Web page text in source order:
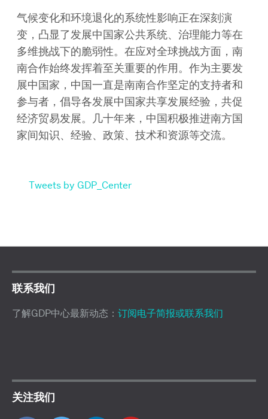
气候变化和环境退化的系统性影响正在深刻演
变，凸显了发展中国家公共系统、治理能力等在
多维挑战下的脆弱性。在应对全球挑战方面，南
南合作始终发挥着至关重要的作用。作为主要发
展中国家，中国一直是南南合作坚定的支持者和
参与者，倡导各发展中国家共享发展经验，共促
经济贸易发展。几十年来，中国积极推进南方国
家间知识、经验、政策、技术和资源等交流。
Tweets by GDP_Center
联系我们
了解GDP中心最新动态： 订阅电子简报或联系我们
关注我们